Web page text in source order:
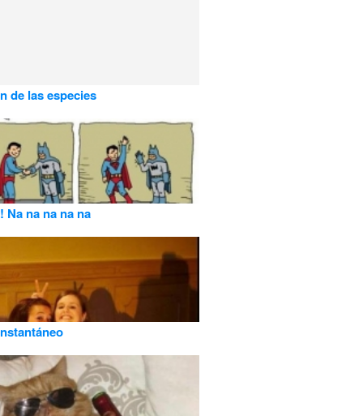
de las especies
Na na na na na